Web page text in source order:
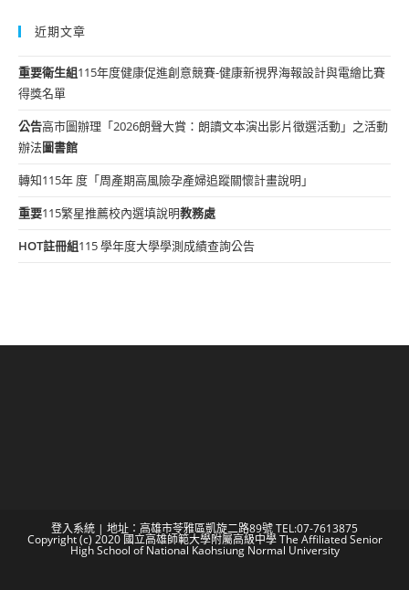
近期文章
重要衛生組115年度健康促進創意競賽-健康新視界海報設計與電繪比賽
得獎名單
公告高市圖辦理「2026朗聲大賞：朗讀文本演出影片徵選活動」之活動
辦法圖書館
轉知115年 度「周產期高風險孕產婦追蹤關懷計畫說明」
重要115繁星推薦校內選填說明教務處
HOT註冊組115 學年度大學學測成績查詢公告
登入系統 | 地址：高雄市苓雅區凱旋二路89號 TEL:07-7613875
Copyright (c) 2020 國立高雄師範大學附屬高級中學 The Affiliated Senior
High School of National Kaohsiung Normal University